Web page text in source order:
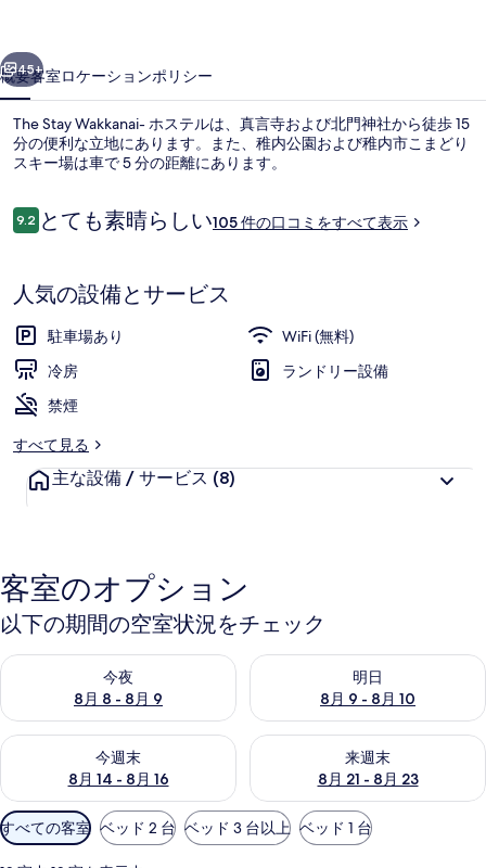
の
写
真
ギ
ラ
ー
次へ
45+
概要客室ロケーションポリシー
The Stay Wakkanai- ホステルは、真言寺および北門神社から徒歩 15
分の便利な立地にあります。また、稚内公園および稚内市こまどり
スキー場は車で 5 分の距離にあります。
口
コ
9.210段階中9.2
とても素晴らしい105 件の口コミをすべて表示
人気の設備とサービス
駐車場あり
WiFi (無料)
冷房
ランドリー設備
禁煙
すべて見る
主な設備 / サービス (8)
客室のオプション
以下の期間の空室状況をチェック
今夜
8月 8 - 8月 9
今夜 8月 8 - 8月 9 の空室状況をチェック
明日
8月 9 - 8月 10
明日 8月 9 - 8月 10 の空室状
今週末
8月 14 - 8月 16
今週末 8月 14 - 8月 16 の空室状況をチェック
来週末
8月 21 - 8月 23
来週末 8月 21 - 8月 23 の空室
利
用
すべての客室 ベッド 2 台 ベッド 3 台以上 ベッド 1 台